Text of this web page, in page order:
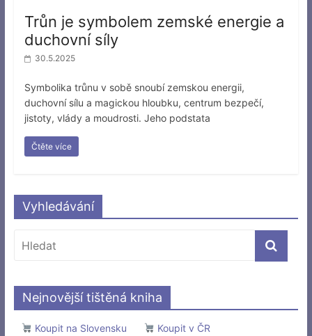
Trůn je symbolem zemské energie a
duchovní síly
30.5.2025
Symbolika trůnu v sobě snoubí zemskou energii,
duchovní sílu a magickou hloubku, centrum bezpečí,
jistoty, vlády a moudrosti. Jeho podstata
Čtěte více
Vyhledávání
Nejnovější tištěná kniha
Koupit na Slovensku
Koupit v ČR